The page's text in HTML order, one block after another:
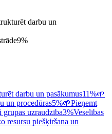
darbu un
9%
darbu un pasākumus11%🌱
un procedūras5%🌱Pieņemt
grupas uzraudzība3%Veselības
resursu piešķiršana un